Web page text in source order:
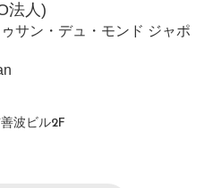
法人)
サン・デュ・モンド ジャポ
波ビル2F